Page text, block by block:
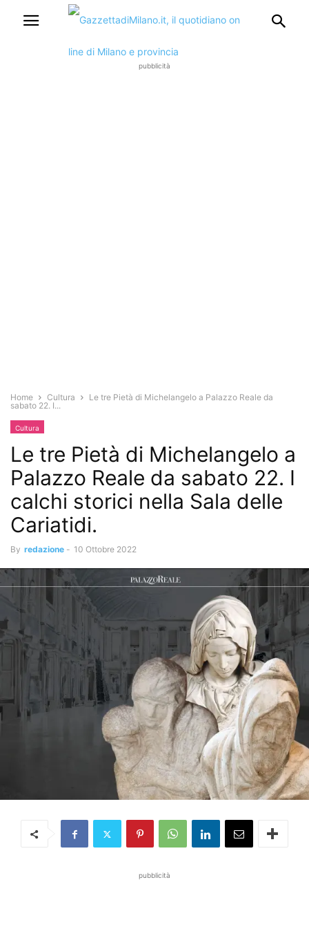
pubblicità
Home Cultura
Le tre Pietà di Michelangelo a Palazzo Reale da
sabato 22. I...
Cultura
Le tre Pietà di Michelangelo a
Palazzo Reale da sabato 22. I
calchi storici nella Sala delle
Cariatidi.
By redazione - 10 Ottobre 2022
pubblicità